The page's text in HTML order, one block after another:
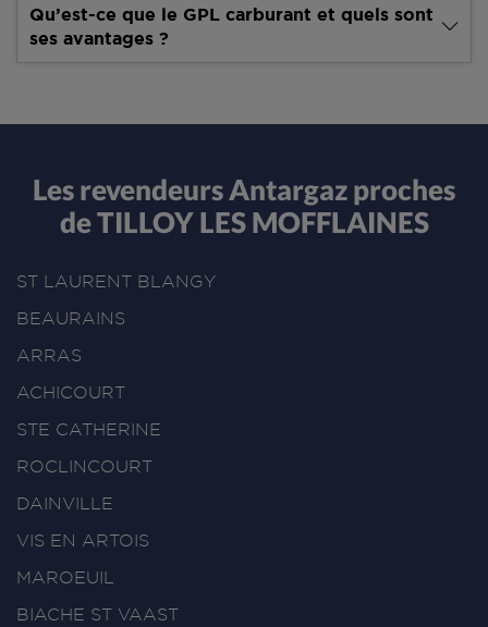
Qu’est-ce que le GPL carburant et quels sont
ses avantages ?
Les revendeurs Antargaz proches
de TILLOY LES MOFFLAINES
ST LAURENT BLANGY
BEAURAINS
ARRAS
ACHICOURT
STE CATHERINE
ROCLINCOURT
DAINVILLE
VIS EN ARTOIS
MAROEUIL
BIACHE ST VAAST